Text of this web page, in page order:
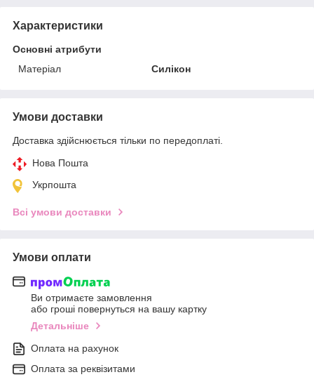
Характеристики
Основні атрибути
Матеріал
Силікон
Умови доставки
Доставка здійснюється тільки по передоплаті.
Нова Пошта
Укрпошта
Всі умови доставки
Умови оплати
Ви отримаєте замовлення
або гроші повернуться на вашу картку
Детальніше
Оплата на рахунок
Оплата за реквізитами